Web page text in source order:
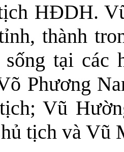
HĐDH.
thành
tại các
Phương
Vũ
tịch và Vũ